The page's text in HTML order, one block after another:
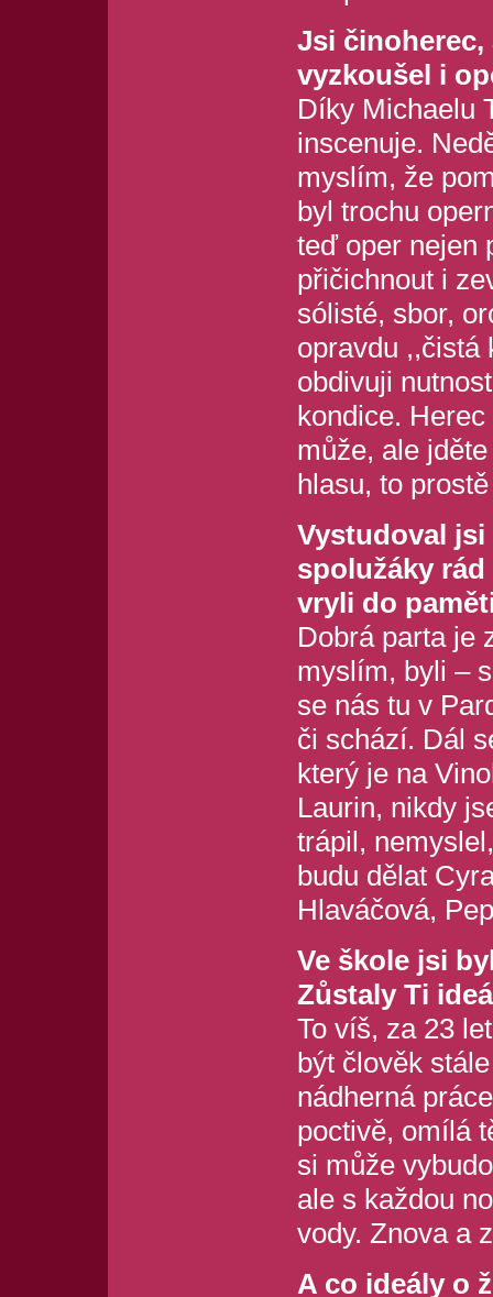
Jsi činoherec,
vyzkoušel i
Díky Michaelu
inscenuje.
myslím, že
byl trochu
teď oper nejen
přičichnout i
sólisté, sbor,
opravdu ,,čistá
obdivuji
kondice.
může, ale
hlasu, to
Vystudoval jsi
spolužáky
vryli do
Dobrá parta je
myslím, byli –
se nás tu v
či schází. Dál
který je na
Laurin, nikdy
trápil,
budu dělat
Hlaváčová,
Ve škole jsi
Zůstaly Ti
To víš, za 23
být člověk
nádherná
poctivě, omílá
si může
ale s každou
vody. Znova a
A co ideály o